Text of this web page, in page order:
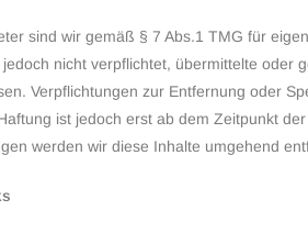
sind wir gemäß § 7 Abs.1 TMG für
nicht verpflichtet, übermittelte oder
Verpflichtungen zur Entfernung oder
ist jedoch erst ab dem Zeitpunkt
werden wir diese Inhalte umgehend